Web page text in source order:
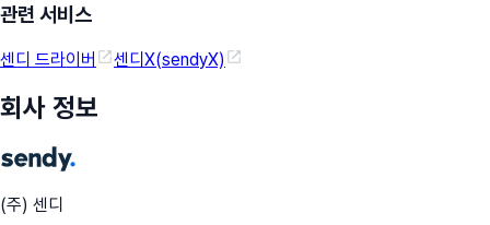
관련 서비스
센디 드라이버 센디X(sendyX)
회사 정보
(주) 센디